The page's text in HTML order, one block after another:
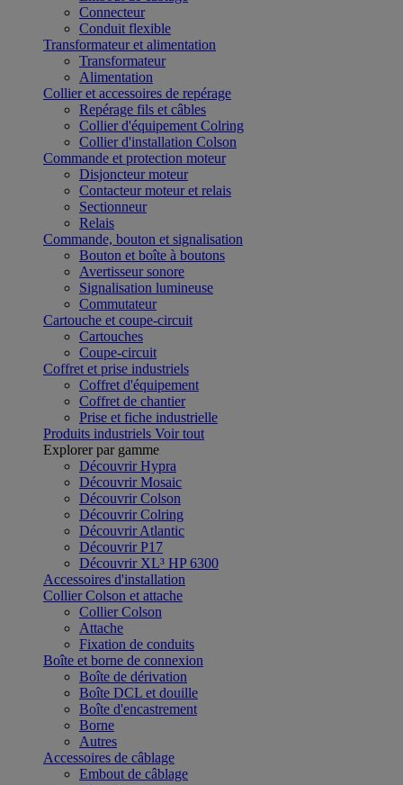
Connecteur
Conduit flexible
Transformateur et alimentation
Transformateur
Alimentation
Collier et accessoires de repérage
Repérage fils et câbles
Collier d'équipement Colring
Collier d'installation Colson
Commande et protection moteur
Disjoncteur moteur
Contacteur moteur et relais
Sectionneur
Relais
Commande, bouton et signalisation
Bouton et boîte à boutons
Avertisseur sonore
Signalisation lumineuse
Commutateur
Cartouche et coupe-circuit
Cartouches
Coupe-circuit
Coffret et prise industriels
Coffret d'équipement
Coffret de chantier
Prise et fiche industrielle
Produits industriels Voir tout
Explorer par gamme
Découvrir Hypra
Découvrir Mosaic
Découvrir Colson
Découvrir Colring
Découvrir Atlantic
Découvrir P17
Découvrir XL³ HP 6300
Accessoires d'installation
Collier Colson et attache
Collier Colson
Attache
Fixation de conduits
Boîte et borne de connexion
Boîte de dérivation
Boîte DCL et douille
Boîte d'encastrement
Borne
Autres
Accessoires de câblage
Embout de câblage